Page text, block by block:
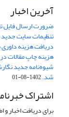
آخرین اخبار
ضرورت ارسال فایل
تنظیمات سایت
دریافت هزینه داوری
هزینه چاپ مقالات
شیوه‌نامه جدید
شد.1402-08-01
اشتراک
برای دریافت اخبار